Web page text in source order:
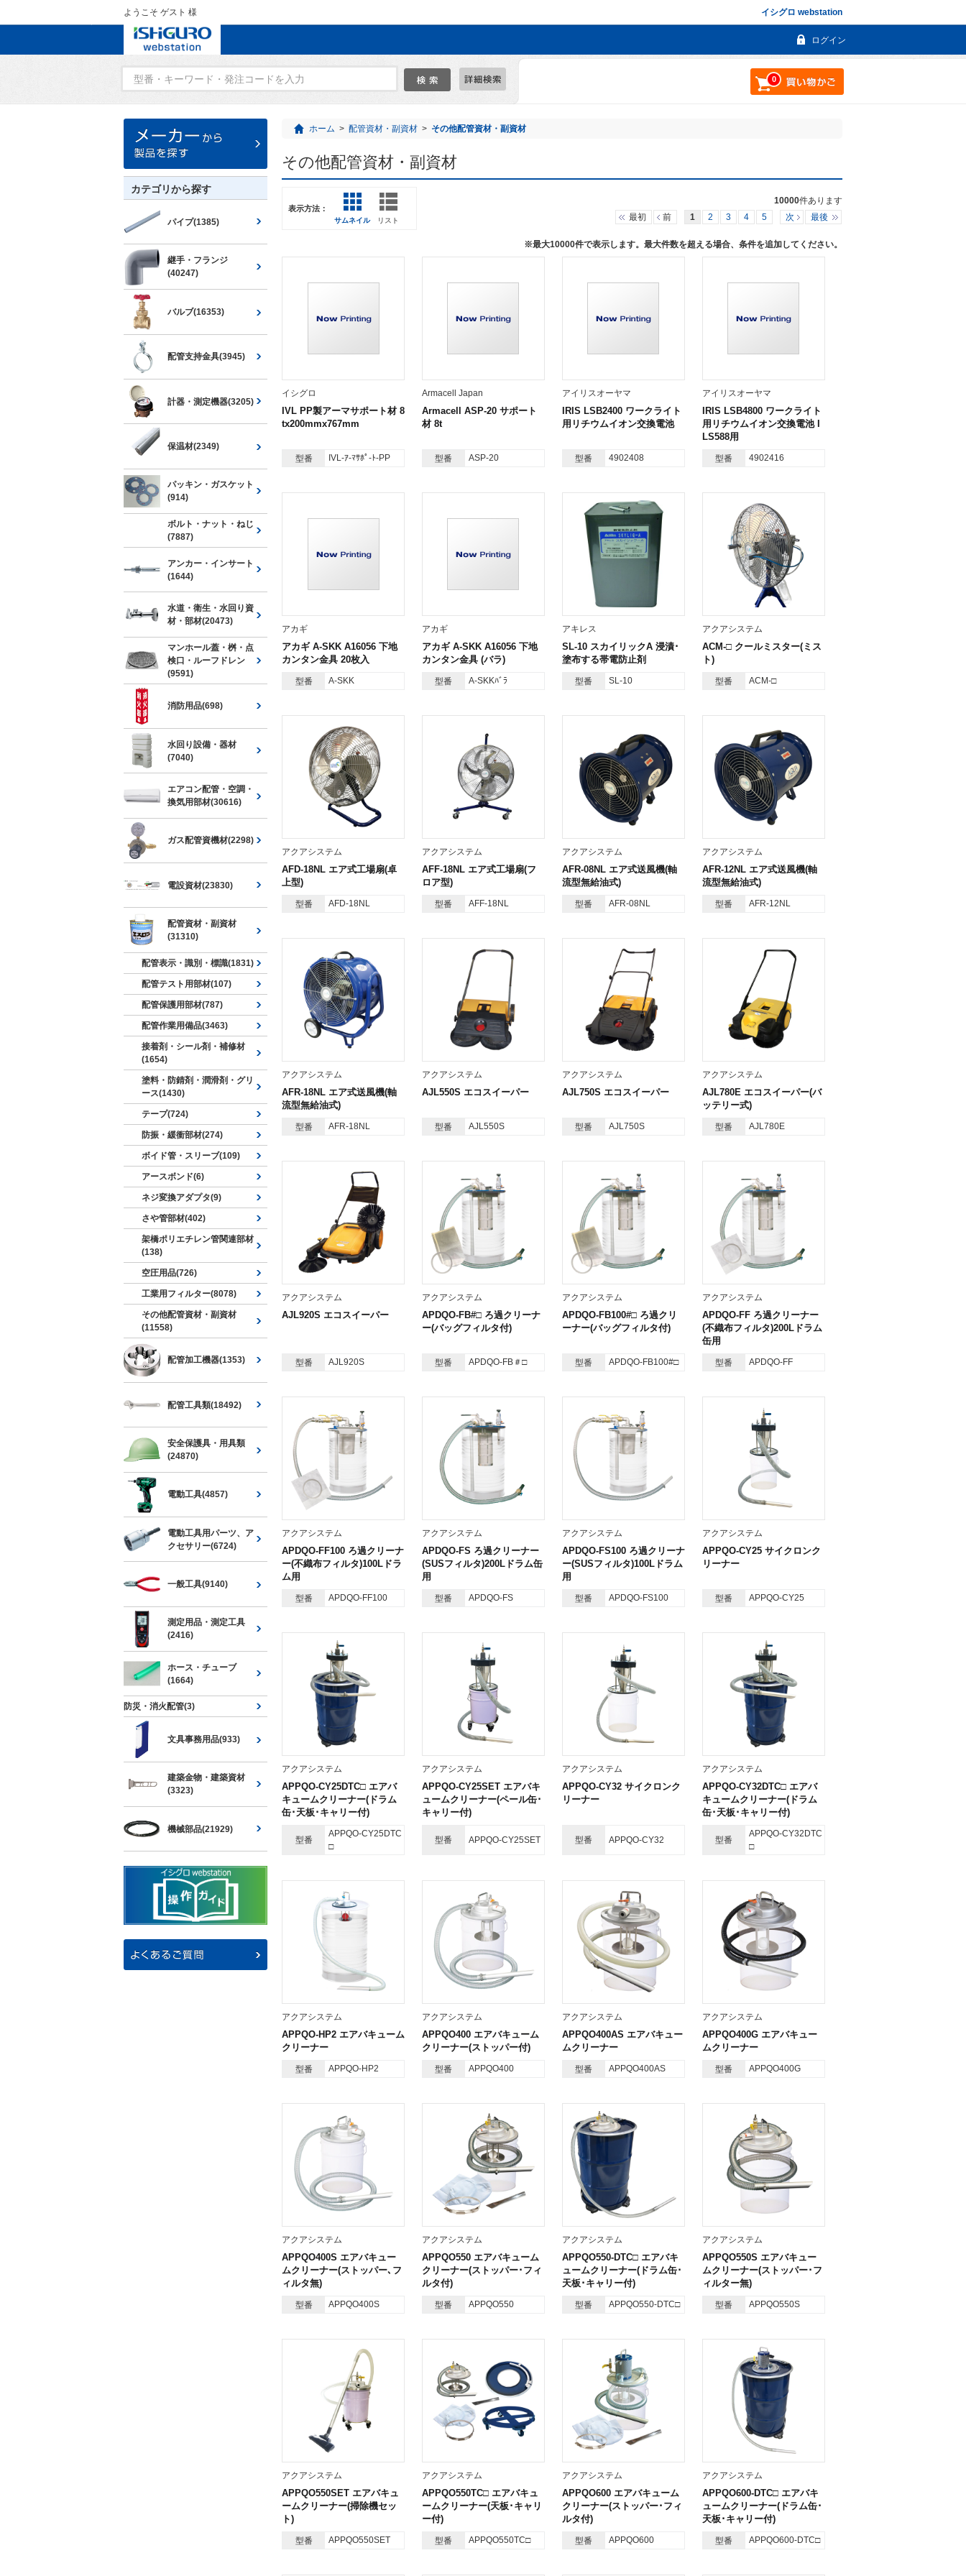
イシグロ webstation
ようこそ ゲスト 様
ログイン
0
ホーム > 配管資材・副資材 > その他配管資材・副資材
その他配管資材・副資材
表示方法 ：
サムネイル リスト
10000件あります
最初
前 1 2 3 4 5 次 最後
※最大10000件で表示します。最大件数を超える場合、条件を追加してください。
イシグロ
IVL PP製アーマサポート材 8
tx200mmx767mm
型番 IVL-ｱ-ﾏｻﾎﾟ-ﾄ-PP
Armacell Japan
Armacell ASP-20 サポート
材 8t
型番 ASP-20
アイリスオーヤマ
IRIS LSB2400 ワークライト
用リチウムイオン交換電池
型番 4902408
アイリスオーヤマ
IRIS LSB4800 ワークライト
用リチウムイオン交換電池 I
LS588用
型番 4902416
アカギ
アカギ A-SKK A16056 下地
カンタン金具 20枚入
型番 A-SKK
アカギ
アカギ A-SKK A16056 下地
カンタン金具 (バラ)
型番 A-SKKﾊﾞﾗ
アキレス
SL-10 スカイリックA 浸漬･
塗布する帯電防止剤
型番 SL-10
アクアシステム
ACM-□ クールミスター(ミス
ト)
型番 ACM-□
アクアシステム
AFD-18NL エア式工場扇(卓
上型)
型番 AFD-18NL
アクアシステム
AFF-18NL エア式工場扇(フ
ロア型)
型番 AFF-18NL
アクアシステム
AFR-08NL エア式送風機(軸
流型無給油式)
型番 AFR-08NL
アクアシステム
AFR-12NL エア式送風機(軸
流型無給油式)
型番 AFR-12NL
アクアシステム
AFR-18NL エア式送風機(軸
流型無給油式)
型番 AFR-18NL
アクアシステム
AJL550S エコスイーパー
型番 AJL550S
アクアシステム
AJL750S エコスイーパー
型番 AJL750S
アクアシステム
AJL780E エコスイーパー(バ
ッテリー式)
型番 AJL780E
アクアシステム
AJL920S エコスイーパー
型番 AJL920S
アクアシステム
APDQO-FB#□ ろ過クリーナ
ー(バッグフィルタ付)
型番 APDQO-FB＃□
アクアシステム
APDQO-FB100#□ ろ過クリ
ーナー(バッグフィルタ付)
型番 APDQO-FB100#□
アクアシステム
APDQO-FF ろ過クリーナー
(不織布フィルタ)200Lドラム
缶用
型番 APDQO-FF
アクアシステム
APDQO-FF100 ろ過クリーナ
ー(不織布フィルタ)100Lドラ
ム用
型番 APDQO-FF100
アクアシステム
APDQO-FS ろ過クリーナー
(SUSフィルタ)200Lドラム缶
用
型番 APDQO-FS
アクアシステム
APDQO-FS100 ろ過クリーナ
ー(SUSフィルタ)100Lドラム
用
型番 APDQO-FS100
アクアシステム
APPQO-CY25 サイクロンク
リーナー
型番 APPQO-CY25
アクアシステム
APPQO-CY25DTC□ エアバ
キュームクリーナー(ドラム
缶･天板･キャリー付)
型番
APPQO-CY25DTC
□
アクアシステム
APPQO-CY25SET エアバキ
ュームクリーナー(ペール缶･
キャリー付)
型番 APPQO-CY25SET
アクアシステム
APPQO-CY32 サイクロンク
リーナー
型番 APPQO-CY32
アクアシステム
APPQO-CY32DTC□ エアバ
キュームクリーナー(ドラム
缶･天板･キャリー付)
型番
APPQO-CY32DTC
□
アクアシステム
APPQO-HP2 エアバキューム
クリーナー
型番 APPQO-HP2
アクアシステム
APPQO400 エアバキューム
クリーナー(ストッパー付)
型番 APPQO400
アクアシステム
APPQO400AS エアバキュー
ムクリーナー
型番 APPQO400AS
アクアシステム
APPQO400G エアバキュー
ムクリーナー
型番 APPQO400G
アクアシステム
APPQO400S エアバキュー
ムクリーナー(ストッパー､フ
ィルタ無)
型番 APPQO400S
アクアシステム
APPQO550 エアバキューム
クリーナー(ストッパー･フィ
ルタ付)
型番 APPQO550
アクアシステム
APPQO550-DTC□ エアバキ
ュームクリーナー(ドラム缶･
天板･キャリー付)
型番 APPQO550-DTC□
アクアシステム
APPQO550S エアバキュー
ムクリーナー(ストッパー･フ
ィルター無)
型番 APPQO550S
アクアシステム
APPQO550SET エアバキュ
ームクリーナー(掃除機セッ
ト)
型番 APPQO550SET
アクアシステム
APPQO550TC□ エアバキュ
ームクリーナー(天板･キャリ
ー付)
型番 APPQO550TC□
アクアシステム
APPQO600 エアバキューム
クリーナー(ストッパー･フィ
ルタ付)
型番 APPQO600
アクアシステム
APPQO600-DTC□ エアバキ
ュームクリーナー(ドラム缶･
天板･キャリー付)
型番 APPQO600-DTC□
カテゴリから探す
パイプ(1385)
継手・フランジ
(40247)
バルブ(16353)
配管支持金具(3945)
計器・測定機器(3205)
保温材(2349)
パッキン・ガスケット
(914)
ボルト・ナット・ねじ
(7887)
アンカー・インサート
(1644)
水道・衛生・水回り資
材・部材(20473)
マンホール蓋・桝・点
検口・ルーフドレン
(9591)
消防用品(698)
水回り設備・器材
(7040)
エアコン配管・空調・
換気用部材(30616)
ガス配管資機材(2298)
電設資材(23830)
配管資材・副資材
(31310)
配管表示・識別・標識(1831)
配管テスト用部材(107)
配管保護用部材(787)
配管作業用備品(3463)
接着剤・シール剤・補修材
(1654)
塗料・防錆剤・潤滑剤・グリ
ース(1430)
テープ(724)
防振・緩衝部材(274)
ボイド管・スリーブ(109)
アースボンド(6)
ネジ変換アダプタ(9)
さや管部材(402)
架橋ポリエチレン管関連部材
(138)
空圧用品(726)
工業用フィルター(8078)
その他配管資材・副資材
(11558)
配管加工機器(1353)
配管工具類(18492)
安全保護具・用具類
(24870)
電動工具(4857)
電動工具用パーツ、ア
クセサリー(6724)
一般工具(9140)
測定用品・測定工具
(2416)
ホース・チューブ
(1664)
防災・消火配管(3)
文具事務用品(933)
建築金物・建築資材
(3323)
機械部品(21929)